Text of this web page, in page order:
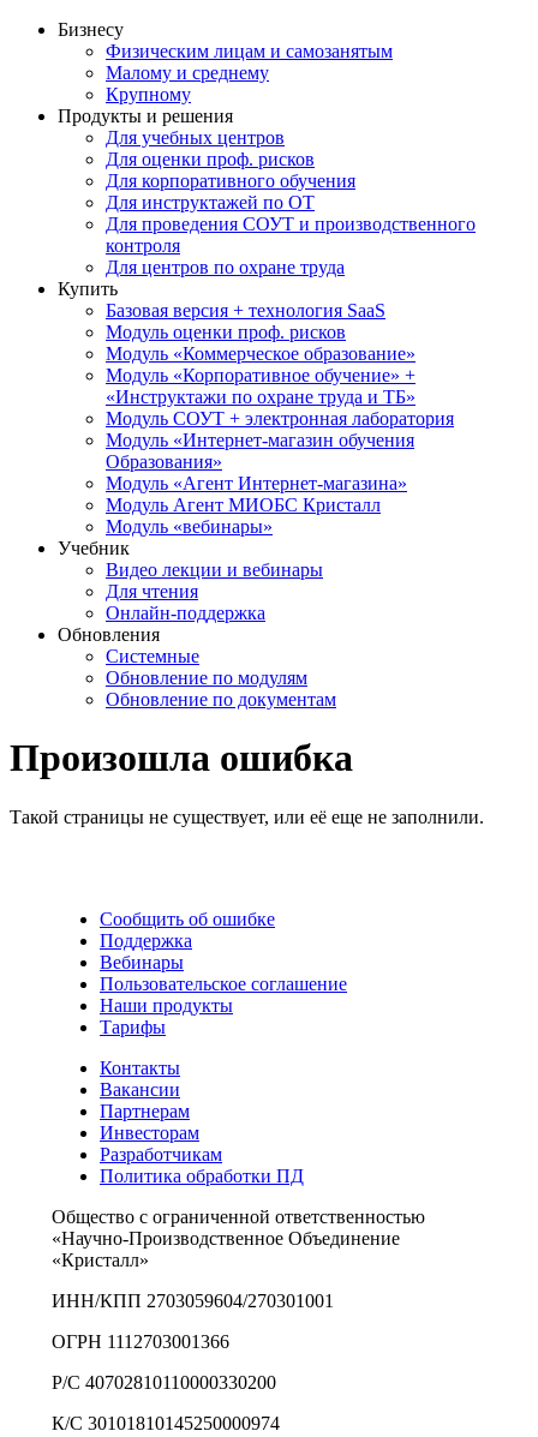
Бизнесу
Физическим лицам и самозанятым
Малому и среднему
Крупному
Продукты и решения
Для учебных центров
Для оценки проф. рисков
Для корпоративного обучения
Для инструктажей по ОТ
Для проведения СОУТ и производственного
контроля
Для центров по охране труда
Купить
Базовая версия + технология SaaS
Модуль оценки проф. рисков
Модуль «Коммерческое образование»
Модуль «Корпоративное обучение» +
«Инструктажи по охране труда и ТБ»
Модуль СОУТ + электронная лаборатория
Модуль «Интернет-магазин обучения
Образования»
Модуль «Агент Интернет-магазина»
Модуль Агент МИОБС Кристалл
Модуль «вебинары»
Учебник
Видео лекции и вебинары
Для чтения
Онлайн-поддержка
Обновления
Системные
Обновление по модулям
Обновление по документам
Произошла ошибка
Такой страницы не существует, или её еще не заполнили.
Сообщить об ошибке
Поддержка
Вебинары
Пользовательское соглашение
Наши продукты
Тарифы
Контакты
Вакансии
Партнерам
Инвесторам
Разработчикам
Политика обработки ПД
Общество с ограниченной ответственностью
«Научно-Производственное Объединение
«Кристалл»
ИНН/КПП 2703059604/270301001
ОГРН 1112703001366
Р/С 40702810110000330200
К/С 30101810145250000974